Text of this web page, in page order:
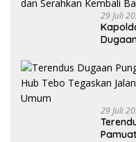
29 Juli
29 Juli